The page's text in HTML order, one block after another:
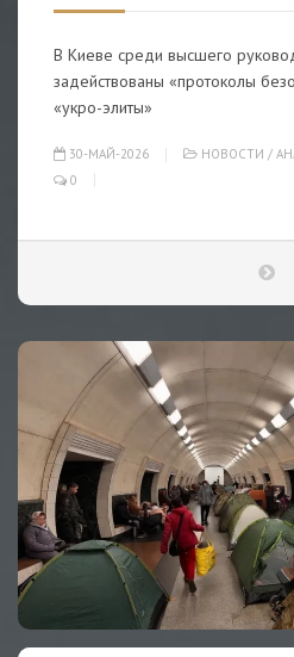
В Киеве среди высшего
задействованы «протоколы
«укро-элиты»
30-МАЙ-2026 НОВОСТИ /
0